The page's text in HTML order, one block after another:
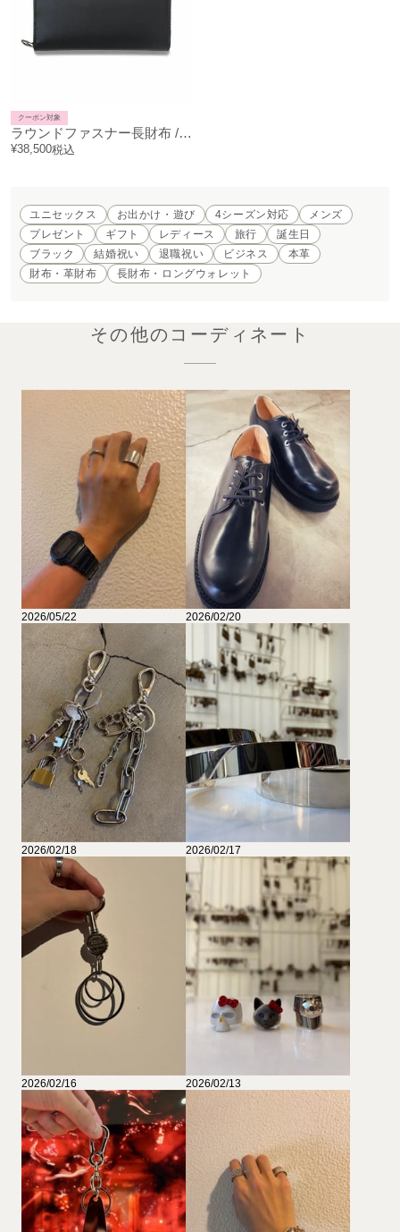
ラウンドファスナー長財布 / ロングウォレット
クーポン対象
¥38,500税込
ユニセックス お出かけ・遊び 4シーズン対応
メンズ
プレゼント
ギフト レディース 旅行
誕生日
ブラック
結婚祝い 退職祝い ビジネス
本革
財布・革財布
長財布・ロングウォレット
その他のコーディネート
2026/05/22 2026/02/20
2026/02/18 2026/02/17
2026/02/16 2026/02/13